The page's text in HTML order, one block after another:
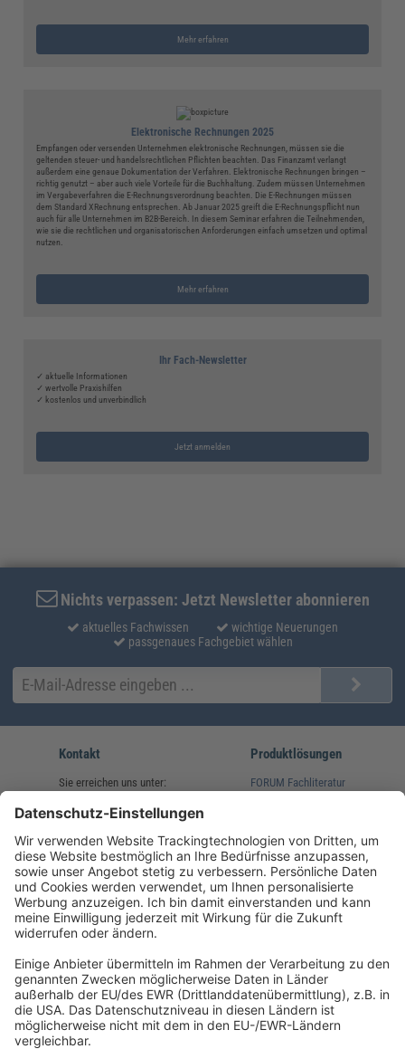
Mehr erfahren
Elektronische Rechnungen 2025
Empfangen oder versenden Unternehmen elektronische Rechnungen, müssen sie die
geltenden steuer- und handelsrechtlichen Pflichten beachten. Das Finanzamt verlangt
außerdem eine genaue Dokumentation der Verfahren. Elektronische Rechnungen bringen –
richtig genutzt – aber auch viele Vorteile für die Buchhaltung. Zudem müssen Unternehmen
im Vergabeverfahren die E-Rechnungsverordnung beachten. Die E-Rechnungen müssen
dem Standard XRechnung entsprechen. Ab Januar 2025 greift die E-Rechnungspflicht nun
auch für alle Unternehmen im B2B-Bereich. In diesem Seminar erfahren die Teilnehmenden,
wie sie die rechtlichen und organisatorischen Anforderungen einfach umsetzen und optimal
nutzen.
Mehr erfahren
Ihr Fach-Newsletter
✓ aktuelle Informationen
✓ wertvolle Praxishilfen
✓ kostenlos und unverbindlich
Jetzt anmelden
Nichts verpassen: Jetzt Newsletter abonnieren
aktuelles Fachwissen
wichtige Neuerungen
passgenaues Fachgebiet wählen
Kontakt
Sie erreichen uns unter:
(08233) 38 11 23
service@forum-verlag.com
Mo-Do 07:30 - 17:00 Uhr
Fr 07:30 - 15:00 Uhr
Produktlösungen
FORUM Fachliteratur
Folgen Sie uns
Impressum